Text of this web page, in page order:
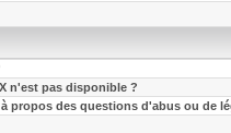
n'est pas disponible ?
propos des questions d'abus ou de